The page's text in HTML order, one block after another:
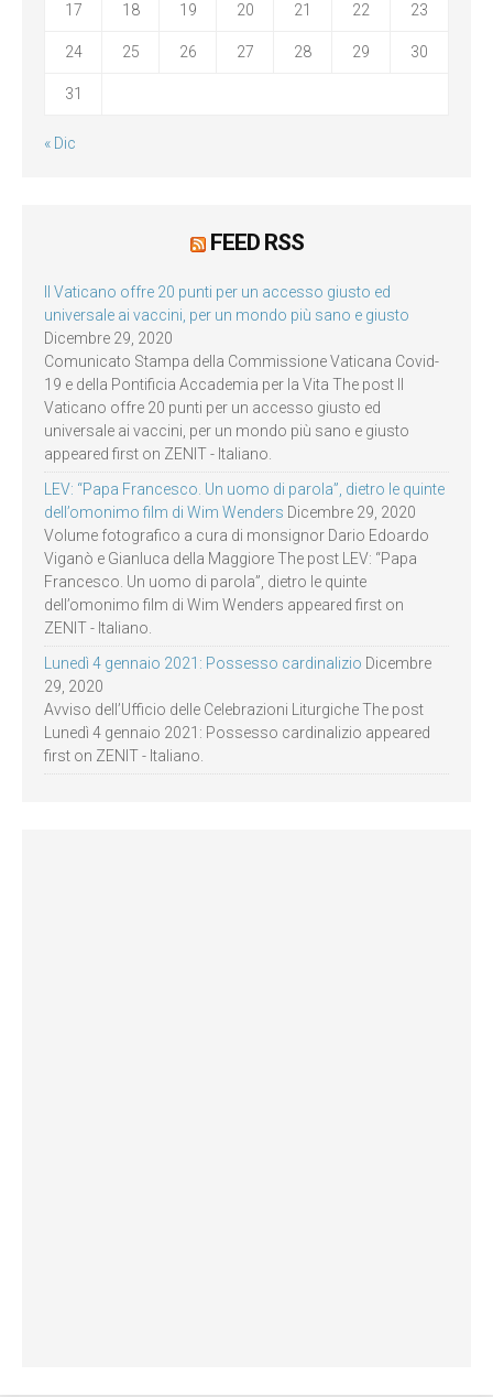
17 18 19 20 21 22 23
24 25 26 27 28 29 30
31
« Dic
FEED RSS
Il Vaticano offre 20 punti per un accesso giusto ed
universale ai vaccini, per un mondo più sano e giusto
Dicembre 29, 2020
Comunicato Stampa della Commissione Vaticana Covid-
19 e della Pontificia Accademia per la Vita The post Il
Vaticano offre 20 punti per un accesso giusto ed
universale ai vaccini, per un mondo più sano e giusto
appeared first on ZENIT - Italiano.
LEV: “Papa Francesco. Un uomo di parola”, dietro le quinte
dell’omonimo film di Wim Wenders Dicembre 29, 2020
Volume fotografico a cura di monsignor Dario Edoardo
Viganò e Gianluca della Maggiore The post LEV: “Papa
Francesco. Un uomo di parola”, dietro le quinte
dell’omonimo film di Wim Wenders appeared first on
ZENIT - Italiano.
Lunedì 4 gennaio 2021: Possesso cardinalizio Dicembre
29, 2020
Avviso dell’Ufficio delle Celebrazioni Liturgiche The post
Lunedì 4 gennaio 2021: Possesso cardinalizio appeared
first on ZENIT - Italiano.